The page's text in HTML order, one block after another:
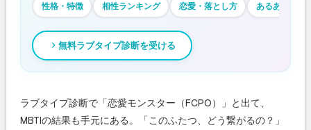
性格・特徴 相性ランキング 恋愛・落とし方 あるある
無料ラブタイプ診断を受ける
ラブタイプ診断で「恋愛モンスター（FCPO）」と出て、
MBTIの結果も手元にある。「このふたつ、どう繋がるの？」